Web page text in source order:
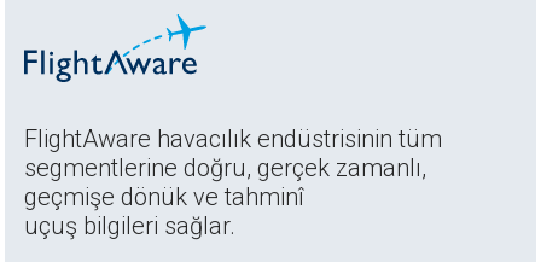
FlightAware havacılık endüstrisinin tüm
segmentlerine doğru, gerçek zamanlı,
geçmişe dönük ve tahminî
uçuş bilgileri sağlar.